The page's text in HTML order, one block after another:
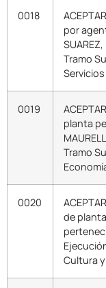
0018
por
Tramo
0019
planta
Tramo
0020
de planta
Cultura